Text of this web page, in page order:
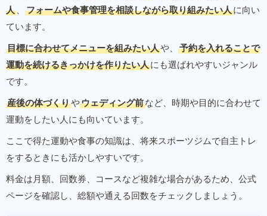
人 、 フォームや食事管理を相談しながら取り組みたい人に向い
ています。
目標に合わせてメニューを組みたい人や、
予約を入れることで
運動を続けるきっかけを作りたい人にも選ばれやすいジャンル
です。
産後の体づくりやウェディング前など、時期や目的に合わせて
運動をしたい人にも向いています。
ここで得た運動や食事の知識は、将来スポーツジムで自主トレ
をするときにも活かしやすいです。
料金は月額、回数券、コースなど複雑な場合があるため、公式
ページを確認し、総額や通える回数をチェックしましょう。